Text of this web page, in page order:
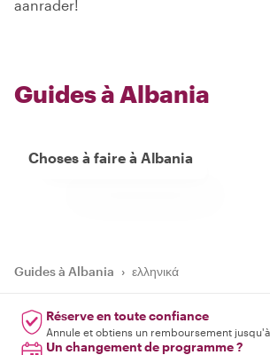
aanrader!
Guides à Albania
Choses à faire à Albania
Guides à Albania › ελληνικά
Réserve en toute confiance
Annule et obtiens un remboursement
Un changement de programme ?